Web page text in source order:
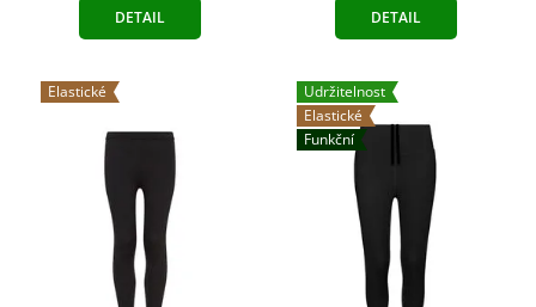
DETAIL DETAIL
Elastické
Udržitelnost
Elastické
Funkční